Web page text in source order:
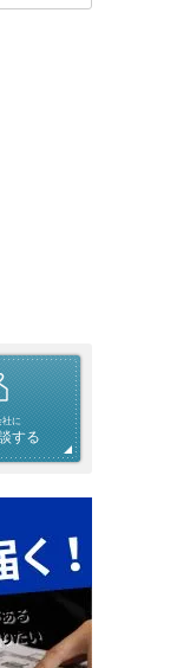
社に
する